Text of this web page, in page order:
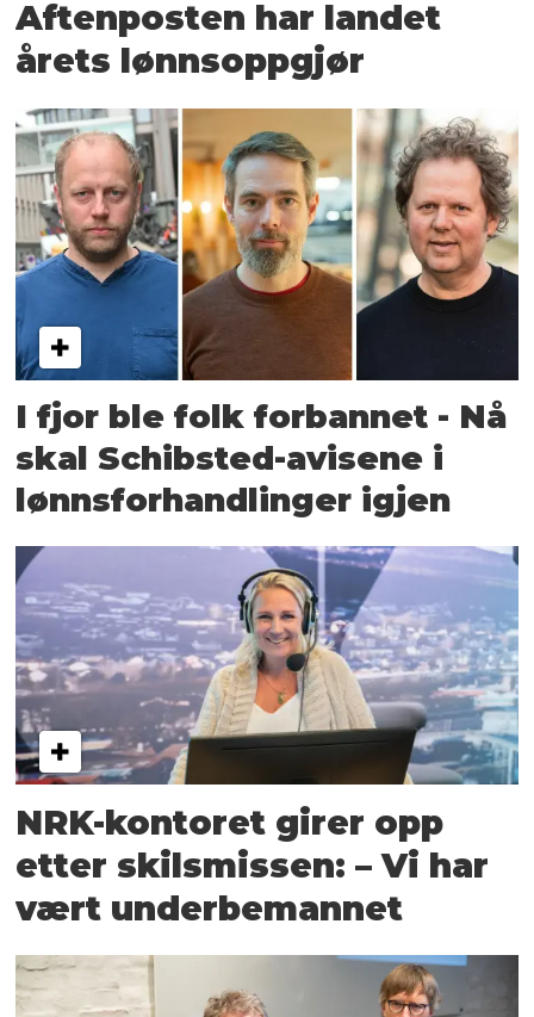
Aftenposten har landet
årets lønnsoppgjør
I fjor ble folk forbannet - Nå
skal Schibsted-avisene i
lønnsforhandlinger igjen
NRK-kontoret girer opp
etter skilsmissen: – Vi har
vært underbemannet